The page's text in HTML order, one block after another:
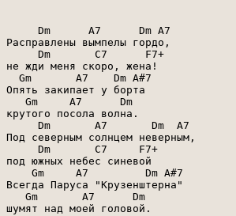
     Dm      A7      Dm A7
Расправлены вымпелы гордо,
     Dm       C7      F7+
не жди меня скоро, жена!
  Gm       A7    Dm A#7
Опять закипает у борта
   Gm     A7      Dm
крутого посола волна.
     Dm       A7       Dm  A7
Под северным солнцем неверным,
     Dm       C7     F7+
под южных небес синевой
    Gm     A7         Dm A#7
Всегда Паруса "Крузенштерна"
   Gm       A7      Dm
шумят над моей головой.